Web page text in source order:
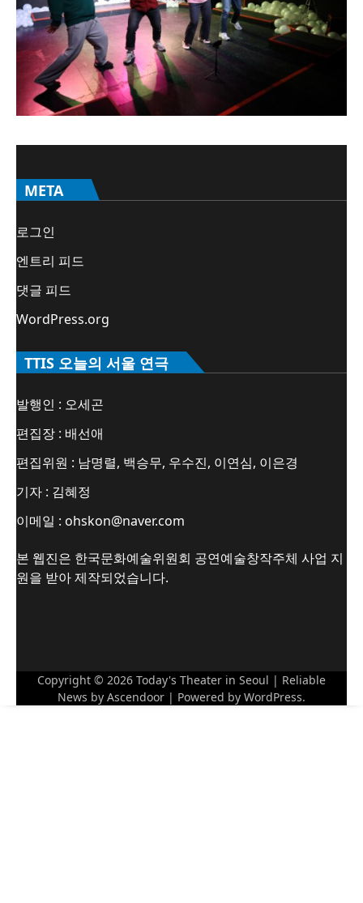
META
로그인
엔트리 피드
댓글 피드
WordPress.org
TTIS 오늘의 서울 연극
발행인 : 오세곤
편집장 : 배선애
편집위원 : 남명렬, 백승무, 우수진, 이연심, 이은경
기자 : 김혜정
이메일 : ohskon@naver.com
본 웹진은 한국문화예술위원회 공연예술창작주체 사업 지
원을 받아 제작되었습니다.
Copyright © 2026 Today's Theater in Seoul | Reliable
News by Ascendoor | Powered by WordPress.